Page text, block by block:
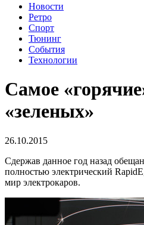
Новости
Ретро
Спорт
Тюнинг
События
Технологии
Самое
«зеленых»
26.10.2015
Сдержав данное год назад
полностью электрический
мир электрокаров.